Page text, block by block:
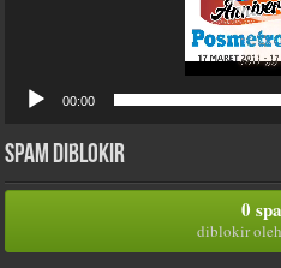
00:00
Spam Diblokir
0
diblokir oleh